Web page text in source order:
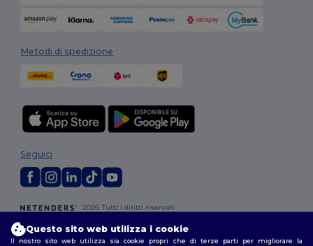
Metodi di spedizione
2026. Tutti i diritti riservati
privacy|Politica sui cookie|Site Map
Seguici
Questo sito web utilizza i cookie
Il nostro sito web utilizza sia cookie propri che di terze parti per migliorare la